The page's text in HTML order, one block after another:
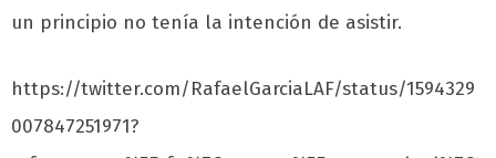
un principio no tenía la intención de asistir.
https://twitter.com/RafaelGarciaLAF/status/1594329
007847251971?